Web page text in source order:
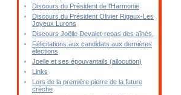
Discours du Président de l'Harmonie
Discours du Président Olivier Rigaux-Les
Joyeux Lurons
Discours Joëlle Devalet-repas des aînés.
Félicitations aux candidats aux dernières
élections
Joelle et ses épouvantails (allocution)
Links
Lors de la première pierre de la future
crèche